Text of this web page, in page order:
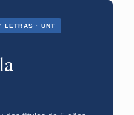
LETRAS · UNT